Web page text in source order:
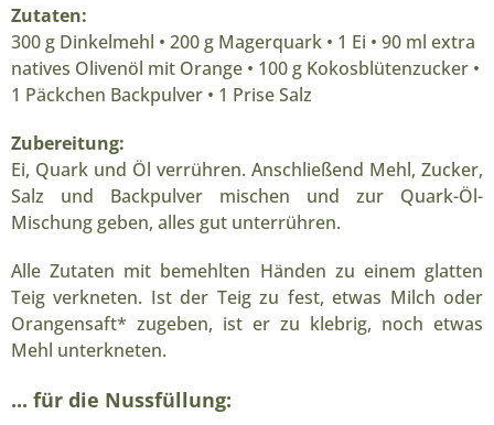
Zutaten:
300 g Dinkelmehl • 200 g Magerquark • 1 Ei • 90 ml extra
natives Olivenöl mit Orange • 100 g Kokosblütenzucker •
1 Päckchen Backpulver • 1 Prise Salz
Zubereitung:
Ei, Quark und Öl verrühren. Anschließend Mehl, Zucker,
Salz und Backpulver mischen und zur Quark-Öl-
Mischung geben, alles gut unterrühren.
Alle Zutaten mit bemehlten Händen zu einem glatten
Teig verkneten. Ist der Teig zu fest, etwas Milch oder
Orangensaft* zugeben, ist er zu klebrig, noch etwas
Mehl unterkneten.
... für die Nussfüllung: